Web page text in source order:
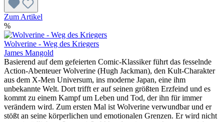
Zum Artikel
%
Wolverine - Weg des Kriegers
James Mangold
Basierend auf dem gefeierten Comic-Klassiker führt das fesselnde
Action-Abenteuer Wolverine (Hugh Jackman), den Kult-Charakter
aus dem X-Men Universum, ins moderne Japan, eine ihm
unbekannte Welt. Dort trifft er auf seinen größten Erzfeind und es
kommt zu einem Kampf um Leben und Tod, der ihn für immer
verändern wird. Zum ersten Mal ist Wolverine verwundbar und er
stößt an seine körperlichen und emotionalen Grenzen. Er wird nicht